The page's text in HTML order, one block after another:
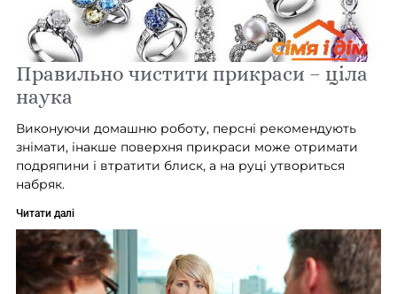
Правильно чистити прикраси – ціла
наука
Виконуючи домашню роботу, персні рекомендують
знімати, інакше поверхня прикраси може отримати
подряпини і втратити блиск, а на руці утвориться
набряк.
Читати далі